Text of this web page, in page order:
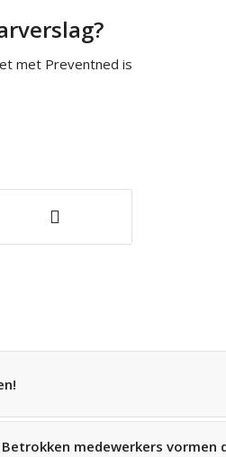
met Preventned is
Betrokken medewerkers